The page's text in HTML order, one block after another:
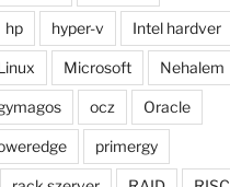
hp hyper-v Intel hardver
Microsoft Nehalem
ocz Oracle
primergy